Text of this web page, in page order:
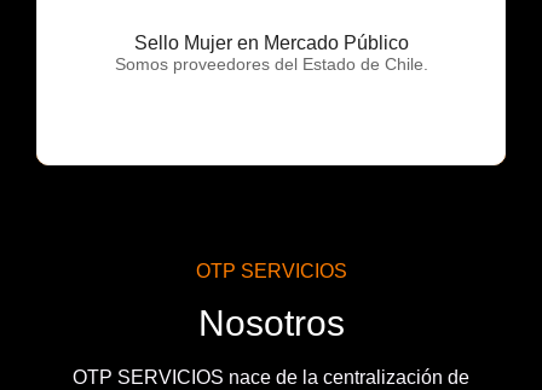
Sello Mujer en Mercado Público
Somos proveedores del Estado de Chile.
OTP Servicios
OTP SERVICIOS
Nosotros
OTP SERVICIOS nace de la centralización de